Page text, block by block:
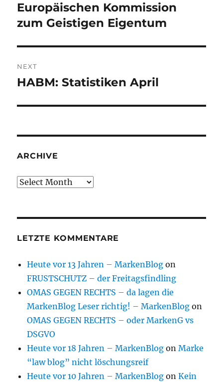
post:
Europäischen Kommission
zum Geistigen Eigentum
NEXT
Next
HABM: Statistiken April
ARCHIVE
Archive
LETZTE KOMMENTARE
Heute vor 13 Jahren – MarkenBlog on
FRUSTSCHUTZ – der Freitagsfindling
OMAS GEGEN RECHTS – da lagen die
MarkenBlog Leser richtig! – MarkenBlog on
OMAS GEGEN RECHTS – oder MarkenG vs
DSGVO
Heute vor 18 Jahren – MarkenBlog onMarke
“law blog” nicht löschungsreif
Heute vor 10 Jahren – MarkenBlog onKein